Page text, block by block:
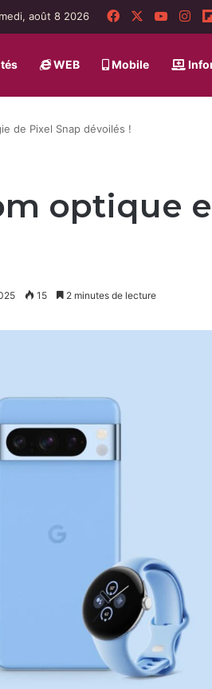
août 8 2026 FacebookYouTube
WEB Mobile
de Pixel Snap dévoilés !
optique
15 2 minutes de lecture